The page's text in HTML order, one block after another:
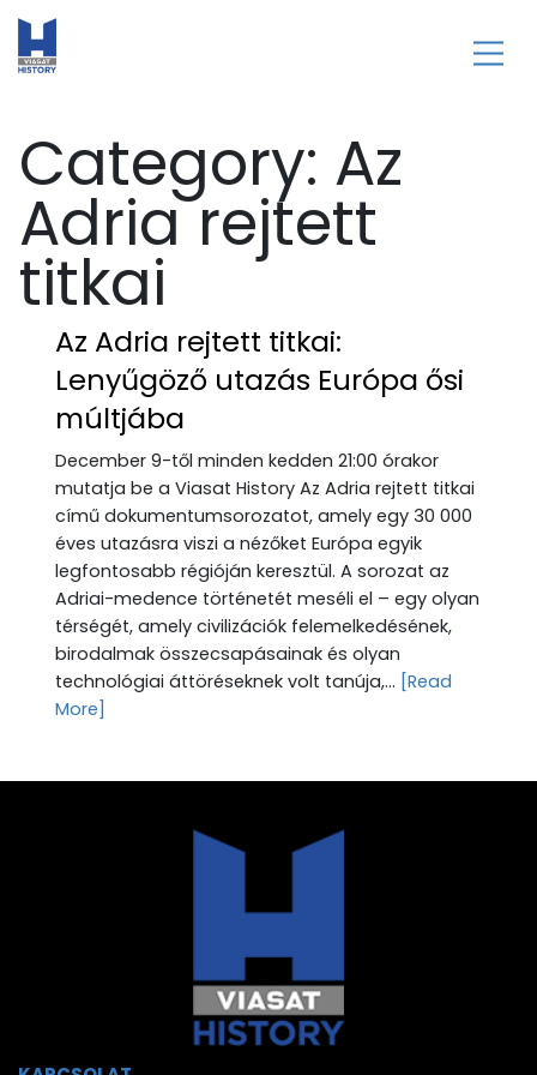
Category: Az
Adria rejtett
titkai
Az Adria rejtett titkai:
Lenyűgöző utazás Európa ősi
múltjába
December 9-től minden kedden 21:00 órakor
mutatja be a Viasat History Az Adria rejtett titkai
című dokumentumsorozatot, amely egy 30 000
éves utazásra viszi a nézőket Európa egyik
legfontosabb régióján keresztül. A sorozat az
Adriai-medence történetét meséli el – egy olyan
térségét, amely civilizációk felemelkedésének,
birodalmak összecsapásainak és olyan
technológiai áttöréseknek volt tanúja,... [Read
More]